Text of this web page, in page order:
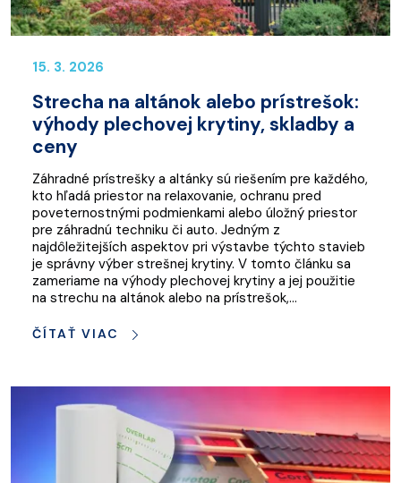
15. 3. 2026
Strecha na altánok alebo prístrešok:
výhody plechovej krytiny, skladby a
ceny
Záhradné prístrešky a altánky sú riešením pre každého,
kto hľadá priestor na relaxovanie, ochranu pred
poveternostnými podmienkami alebo úložný priestor
pre záhradnú techniku či auto. Jedným z
najdôležitejších aspektov pri výstavbe týchto stavieb
je správny výber strešnej krytiny. V tomto článku sa
zameriame na výhody plechovej krytiny a jej použitie
na strechu na altánok alebo na prístrešok,…
ČÍTAŤ VIAC